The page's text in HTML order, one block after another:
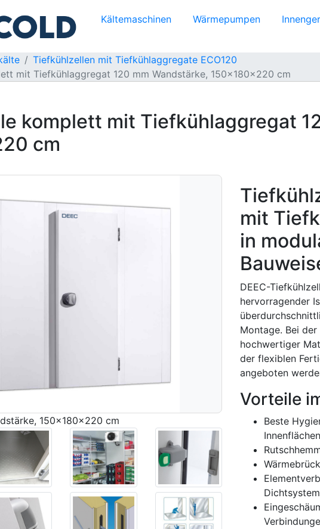
Kältemaschinen Wärmepumpen
Tiefkühlzellen mit Tiefkühlaggregate ECO120
mit Tiefkühlaggregat 120 mm Wandstärke, 150x180x220 cm
komplett mit Tiefkühlaggregat
cm
150x180x220 cm
mit
in
DEEC-
hervorragender
Montage. Bei
hochwertiger
der flexiblen
angeboten
Vorteile
Beste
Innenflächen
Dichtsystem